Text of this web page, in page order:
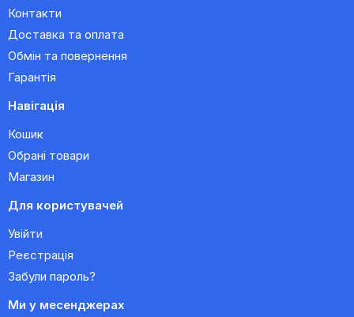
Контакти
Доставка та оплата
Обмін та повернення
Гарантія
Навігація
Кошик
Обрані товари
Магазин
Для користувачей
Увійти
Реєстрація
Забули пароль?
Ми у месенджерах